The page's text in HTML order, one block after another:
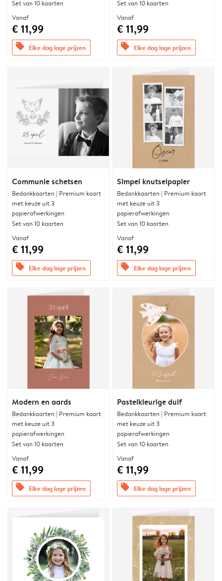
Set van 10 kaarten
Vanaf
€ 11,99
offers Elke dag lage prijzen
Set van 10 kaarten
Vanaf
€ 11,99
offers Elke dag lage prijzen
Communie schetsen
Bedankkaarten | Premium kaart
met keuze uit 3
papierafwerkingen
Set van 10 kaarten
Vanaf
€ 11,99
offers Elke dag lage prijzen
Simpel knutselpapier
Bedankkaarten | Premium kaart
met keuze uit 3
papierafwerkingen
Set van 10 kaarten
Vanaf
€ 11,99
offers Elke dag lage prijzen
Modern en aards
Bedankkaarten | Premium kaart
met keuze uit 3
papierafwerkingen
Set van 10 kaarten
Vanaf
€ 11,99
offers Elke dag lage prijzen
Pastelkleurige duif
Bedankkaarten | Premium kaart
met keuze uit 3
papierafwerkingen
Set van 10 kaarten
Vanaf
€ 11,99
offers Elke dag lage prijzen